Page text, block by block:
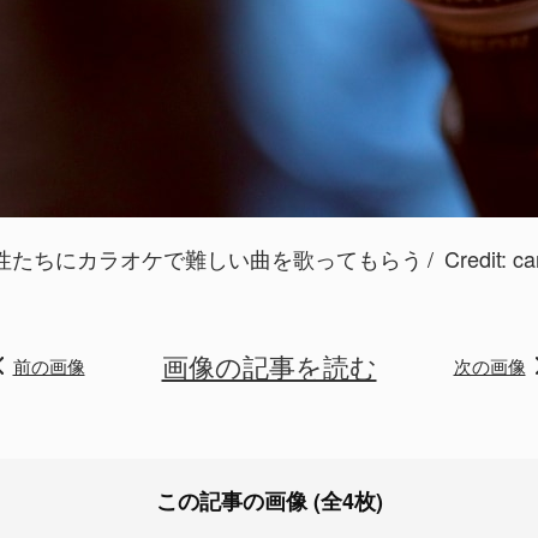
たちにカラオケで難しい曲を歌ってもらう Credit:
前の画像 画像の記事を読む 次の画像
この記事の画像 (全4枚)